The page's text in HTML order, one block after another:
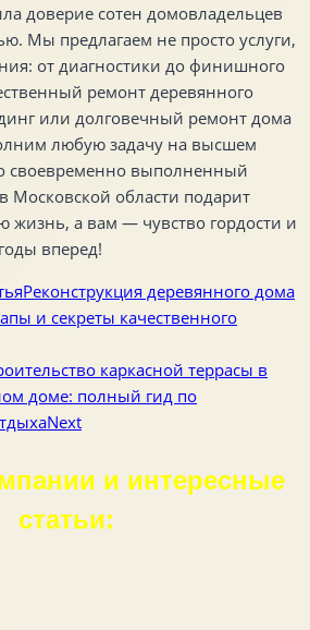
доверие сотен домовладельцев
Мы предлагаем не просто услуги,
от диагностики до финишного
ремонт деревянного
или долговечный ремонт дома
любую задачу на высшем
своевременно выполненный
в Московской области подарит
а вам — чувство гордости и
вперед!
Реконструкция деревянного дома
и секреты качественного
каркасной террасы в
доме: полный гид по
Next
и интересные
статьи: